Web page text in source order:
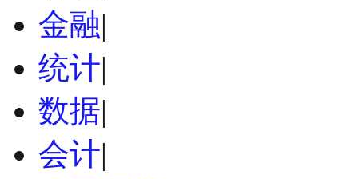
金融|
统计|
数据|
会计|